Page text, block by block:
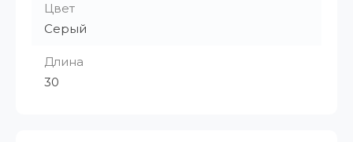
Цвет
Серый
Длина
30